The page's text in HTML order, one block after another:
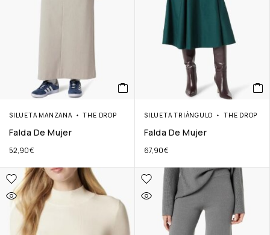
SILUETA MANZANA THE DROP
Falda De Mujer
52,90€
SILUETA TRIÁNGULO THE DROP
Falda De Mujer
67,90€